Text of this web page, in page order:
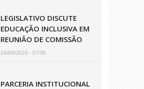
LEGISLATIVO DISCUTE
EDUCAÇÃO INCLUSIVA EM
REUNIÃO DE COMISSÃO
26/06/2026 - 07:00
PARCERIA INSTITUCIONAL